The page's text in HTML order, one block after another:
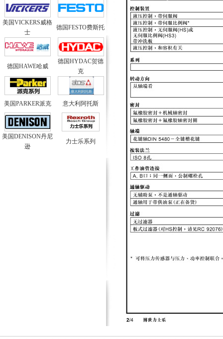
美国VICKERS威格
士
德国FESTO费斯托
德国HAWE哈威
德国HYDAC贺德
克
美国PARKER派克 意大利阿托斯
美国DENISON丹尼
逊
力士乐系列